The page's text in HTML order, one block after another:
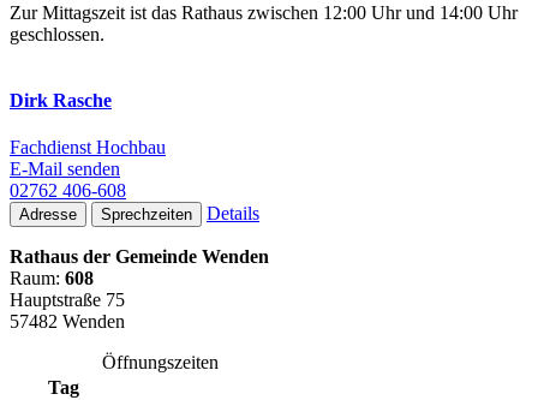
Zur Mittagszeit ist das Rathaus zwischen 12:00 Uhr und 14:00 Uhr
geschlossen.
Dirk Rasche
Fachdienst Hochbau
E-Mail senden
02762 406-608
Adresse Sprechzeiten Details
Rathaus der Gemeinde Wenden
Raum: 608
Hauptstraße 75
57482 Wenden
Öffnungszeiten
Tag